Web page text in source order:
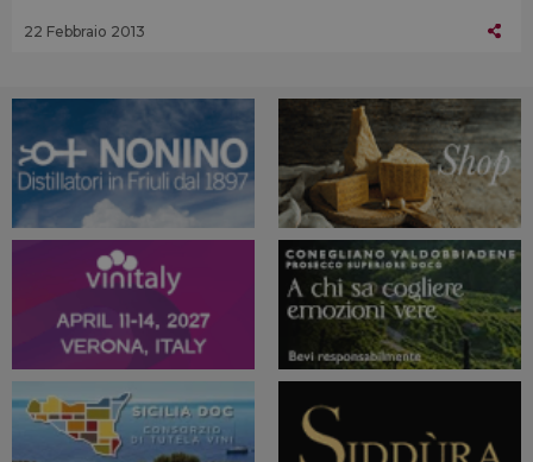
TERRITORIO
22 Febbraio 2013